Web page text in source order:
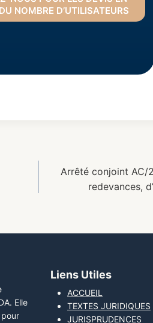
NOMBRE D’UTILISATEURS
Arrêté conjoint AC/
redevances,
Elle
Liens Utiles
ACCUEIL
TEXTES JURIDIQUES
JURISPRUDENCES